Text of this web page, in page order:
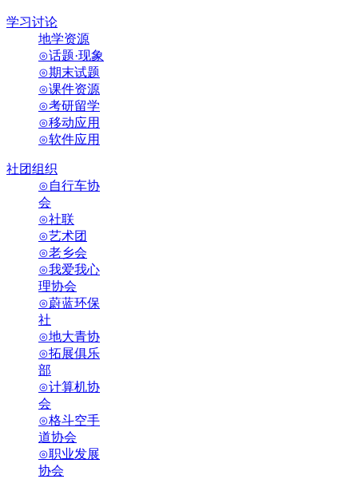
学习讨论
地学资源
⊙话题·现象
⊙期末试题
⊙课件资源
⊙考研留学
⊙移动应用
⊙软件应用
社团组织
⊙自行车协
会
⊙社联
⊙艺术团
⊙老乡会
⊙我爱我心
理协会
⊙蔚蓝环保
社
⊙地大青协
⊙拓展俱乐
部
⊙计算机协
会
⊙格斗空手
道协会
⊙职业发展
协会